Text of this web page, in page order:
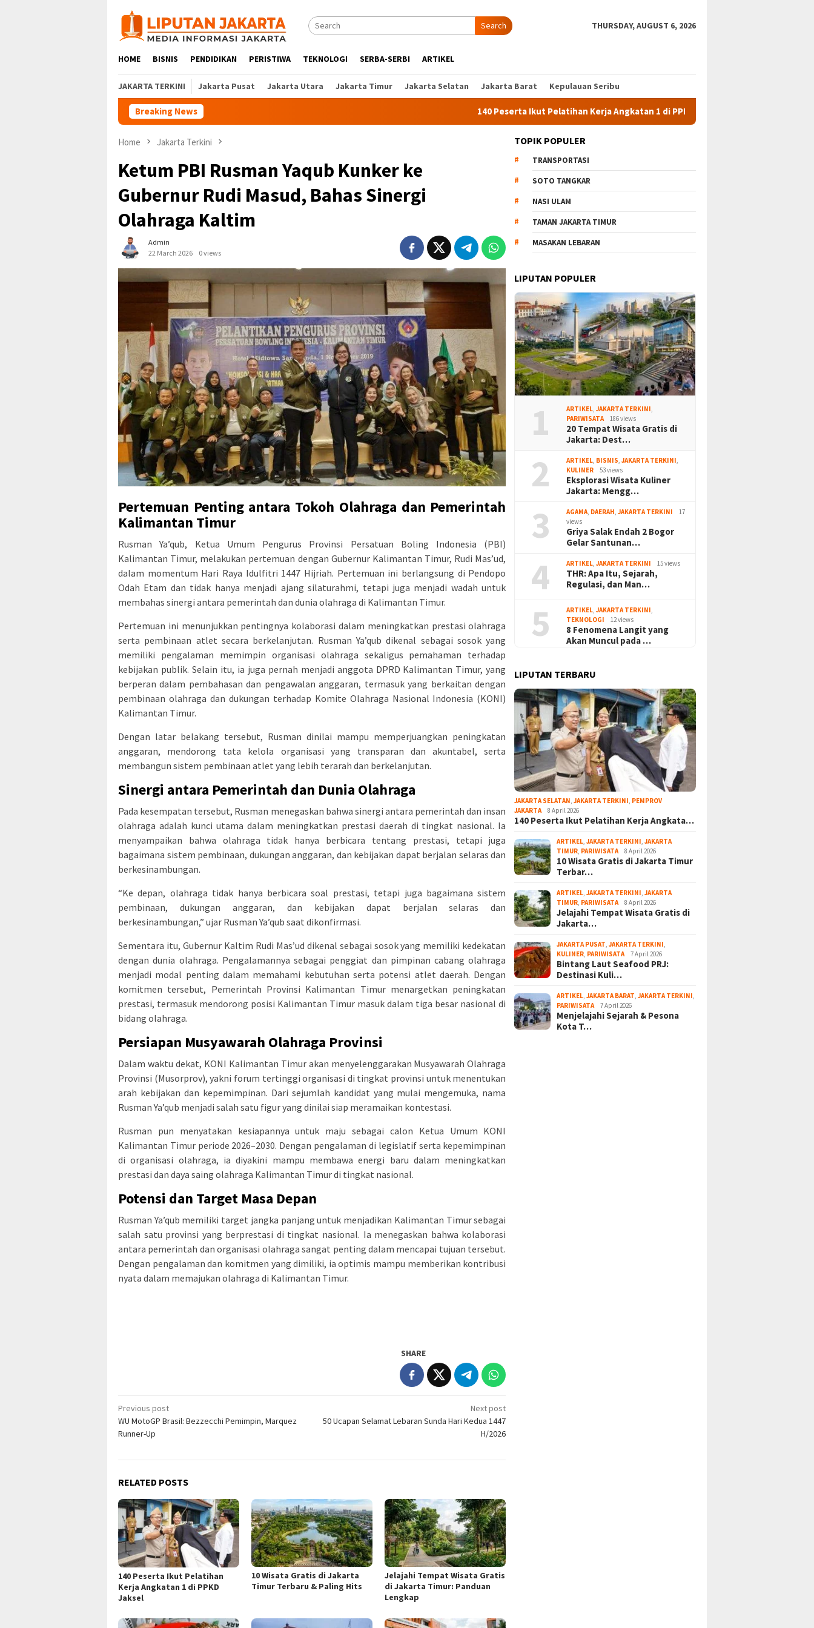
content
Search THURSDAY, AUGUST 6, 2026
HOME BISNIS PENDIDIKAN PERISTIWA TEKNOLOGI SERBA-SERBI ARTIKEL
JAKARTA TERKINI Jakarta Pusat Jakarta Utara Jakarta Timur Jakarta Selatan Jakarta Barat Kepulauan Seribu
Breaking News 140 Peserta Ikut Pelatihan Kerja Angkatan 1 di PPKD Jaksel
Home Jakarta Terkini
Ketum PBI Rusman Yaqub Kunker ke
Gubernur Rudi Masud, Bahas Sinergi
Olahraga Kaltim
Admin
22 March 2026
0 views
Pertemuan Penting antara Tokoh Olahraga dan Pemerintah
Kalimantan Timur
Rusman Ya’qub, Ketua Umum Pengurus Provinsi Persatuan Boling Indonesia (PBI)
Kalimantan Timur, melakukan pertemuan dengan Gubernur Kalimantan Timur, Rudi Mas’ud,
dalam momentum Hari Raya Idulfitri 1447 Hijriah. Pertemuan ini berlangsung di Pendopo
Odah Etam dan tidak hanya menjadi ajang silaturahmi, tetapi juga menjadi wadah untuk
membahas sinergi antara pemerintah dan dunia olahraga di Kalimantan Timur.
Pertemuan ini menunjukkan pentingnya kolaborasi dalam meningkatkan prestasi olahraga
serta pembinaan atlet secara berkelanjutan. Rusman Ya’qub dikenal sebagai sosok yang
memiliki pengalaman memimpin organisasi olahraga sekaligus pemahaman terhadap
kebijakan publik. Selain itu, ia juga pernah menjadi anggota DPRD Kalimantan Timur, yang
berperan dalam pembahasan dan pengawalan anggaran, termasuk yang berkaitan dengan
pembinaan olahraga dan dukungan terhadap Komite Olahraga Nasional Indonesia (KONI)
Kalimantan Timur.
Dengan latar belakang tersebut, Rusman dinilai mampu memperjuangkan peningkatan
anggaran, mendorong tata kelola organisasi yang transparan dan akuntabel, serta
membangun sistem pembinaan atlet yang lebih terarah dan berkelanjutan.
Sinergi antara Pemerintah dan Dunia Olahraga
Pada kesempatan tersebut, Rusman menegaskan bahwa sinergi antara pemerintah dan insan
olahraga adalah kunci utama dalam meningkatkan prestasi daerah di tingkat nasional. Ia
menyampaikan bahwa olahraga tidak hanya berbicara tentang prestasi, tetapi juga
bagaimana sistem pembinaan, dukungan anggaran, dan kebijakan dapat berjalan selaras dan
berkesinambungan.
“Ke depan, olahraga tidak hanya berbicara soal prestasi, tetapi juga bagaimana sistem
pembinaan, dukungan anggaran, dan kebijakan dapat berjalan selaras dan
berkesinambungan,” ujar Rusman Ya’qub saat dikonfirmasi.
Sementara itu, Gubernur Kaltim Rudi Mas’ud dikenal sebagai sosok yang memiliki kedekatan
dengan dunia olahraga. Pengalamannya sebagai penggiat dan pimpinan cabang olahraga
menjadi modal penting dalam memahami kebutuhan serta potensi atlet daerah. Dengan
komitmen tersebut, Pemerintah Provinsi Kalimantan Timur menargetkan peningkatan
prestasi, termasuk mendorong posisi Kalimantan Timur masuk dalam tiga besar nasional di
bidang olahraga.
Persiapan Musyawarah Olahraga Provinsi
Dalam waktu dekat, KONI Kalimantan Timur akan menyelenggarakan Musyawarah Olahraga
Provinsi (Musorprov), yakni forum tertinggi organisasi di tingkat provinsi untuk menentukan
arah kebijakan dan kepemimpinan. Dari sejumlah kandidat yang mulai mengemuka, nama
Rusman Ya’qub menjadi salah satu figur yang dinilai siap meramaikan kontestasi.
Rusman pun menyatakan kesiapannya untuk maju sebagai calon Ketua Umum KONI
Kalimantan Timur periode 2026–2030. Dengan pengalaman di legislatif serta kepemimpinan
di organisasi olahraga, ia diyakini mampu membawa energi baru dalam meningkatkan
prestasi dan daya saing olahraga Kalimantan Timur di tingkat nasional.
Potensi dan Target Masa Depan
Rusman Ya’qub memiliki target jangka panjang untuk menjadikan Kalimantan Timur sebagai
salah satu provinsi yang berprestasi di tingkat nasional. Ia menegaskan bahwa kolaborasi
antara pemerintah dan organisasi olahraga sangat penting dalam mencapai tujuan tersebut.
Dengan pengalaman dan komitmen yang dimiliki, ia optimis mampu memberikan kontribusi
nyata dalam memajukan olahraga di Kalimantan Timur.
SHARE
Post
navigation
Previous post
WU MotoGP Brasil: Bezzecchi Pemimpin, Marquez
Runner-Up
Next post
50 Ucapan Selamat Lebaran Sunda Hari Kedua 1447
H/2026
RELATED POSTS
140 Peserta Ikut Pelatihan
Kerja Angkatan 1 di PPKD
Jaksel
10 Wisata Gratis di Jakarta
Timur Terbaru & Paling Hits
Jelajahi Tempat Wisata Gratis
di Jakarta Timur: Panduan
Lengkap
TOPIK POPULER
TRANSPORTASI
SOTO TANGKAR
NASI ULAM
TAMAN JAKARTA TIMUR
MASAKAN LEBARAN
LIPUTAN POPULER
1 ARTIKEL ,JAKARTA TERKINI
PARIWISATA
186 views
20 Tempat Wisata Gratis di
Jakarta: Dest…
2 ARTIKEL BISNIS ,JAKARTA TERKINI
KULINER
53 views
Eksplorasi Wisata Kuliner
Jakarta: Mengg…
3 AGAMA DAERAH ,JAKARTA TERKINI
17
views
Griya Salak Endah 2 Bogor
Gelar Santunan…
4 ARTIKEL ,JAKARTA TERKINI 15 views
THR: Apa Itu, Sejarah,
Regulasi, dan Man…
5 ARTIKEL ,JAKARTA TERKINI
TEKNOLOGI
12 views
8 Fenomena Langit yang
Akan Muncul pada …
LIPUTAN TERBARU
JAKARTA SELATAN ,JAKARTA TERKINI PEMPROV
JAKARTA
8 April 2026
140 Peserta Ikut Pelatihan Kerja Angkata…
ARTIKEL ,JAKARTA TERKINI ,JAKARTA
TIMUR PARIWISATA 8 April 2026
10 Wisata Gratis di Jakarta Timur
Terbar…
ARTIKEL ,JAKARTA TERKINI ,JAKARTA
TIMUR PARIWISATA 8 April 2026
Jelajahi Tempat Wisata Gratis di
Jakarta…
JAKARTA PUSAT ,JAKARTA TERKINI
KULINER PARIWISATA 7 April 2026
Bintang Laut Seafood PRJ:
Destinasi Kuli…
ARTIKEL ,JAKARTA BARAT ,JAKARTA TERKINI
PARIWISATA
7 April 2026
Menjelajahi Sejarah & Pesona
Kota T…